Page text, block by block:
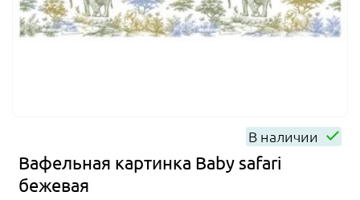
В наличии
Вафельная картинка Baby safari
бежевая